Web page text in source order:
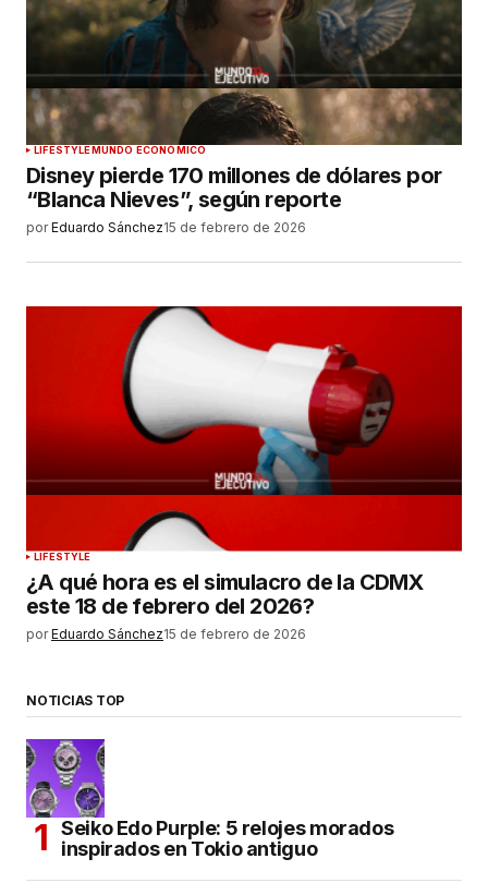
LIFESTYLEMUNDO ECONÓMICO
Disney pierde 170 millones de dólares por
“Blanca Nieves”, según reporte
por Eduardo Sánchez15 de febrero de 2026
LIFESTYLE
¿A qué hora es el simulacro de la CDMX
este 18 de febrero del 2026?
por Eduardo Sánchez15 de febrero de 2026
NOTICIAS TOP
Seiko Edo Purple: 5 relojes morados
inspirados en Tokio antiguo